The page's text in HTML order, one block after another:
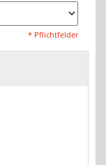
* Pflichtfelder